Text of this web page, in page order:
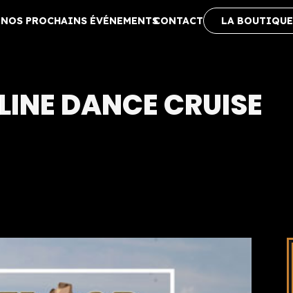
NOS PROCHAINS ÉVÉNEMENTSCONTACT LA BOUTIQUE
LINE DANCE CRUISE